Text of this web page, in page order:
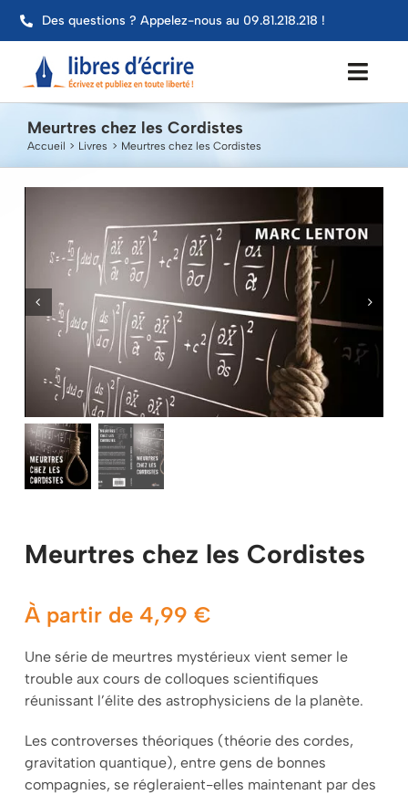
Passer
contenu
Des questions ? Appelez-nous au 09.81.218.218 !
Aide
Publier mon livre
Services
Impression
Contact
Mon compte
Mon panier
Meurtres chez les Cordistes
Accueil Livres Meurtres chez les Cordistes
Meurtres chez les Cordistes
À partir de4,99€
Une série de meurtres mystérieux vient semer le
trouble aux cours de colloques scientifiques
réunissant l’élite des astrophysiciens de la planète.
Les controverses théoriques (théorie des cordes,
gravitation quantique), entre gens de bonnes
compagnies, se régleraient-elles maintenant par des